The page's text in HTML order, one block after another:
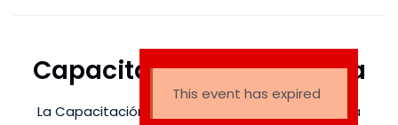
Capacitación: Monografía
La Capacitación con el tema: Monografía estará
This event has expired